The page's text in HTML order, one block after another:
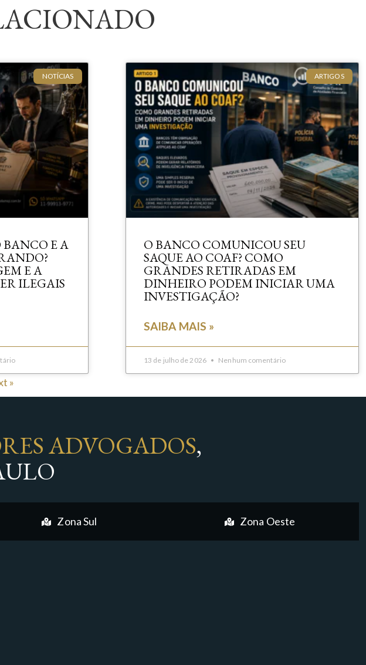
NOTÍCIAS
E A
E A
ILEGAIS
ARTIGOS
O BANCO COMUNICOU SEU
SAQUE AO COAF? COMO
GRANDES RETIRADAS EM
DINHEIRO PODEM INICIAR UMA
INVESTIGAÇÃO?
SAIBA MAIS »
13 de julho de 2026 Nenhum comentário
»
ADVOGADOS,
Zona Sul Zona Oeste